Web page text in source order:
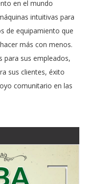
en el mundo
intuitivas para
de equipamiento que
más con menos.
para sus empleados,
sus clientes, éxito
comunitario en las